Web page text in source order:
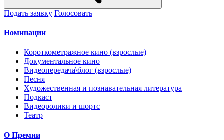
Подать заявку Голосовать
Номинации
Короткометражное кино (взрослые)
Документальное кино
Видеопередача\блог (взрослые)
Песня
Художественная и познавательная литература
Подкаст
Видеоролики и шортс
Театр
О Премии